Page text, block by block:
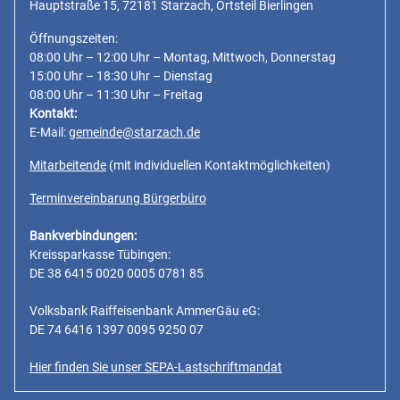
Hauptstraße 15, 72181 Starzach, Ortsteil Bierlingen
Öffnungszeiten:
08:00 Uhr – 12:00 Uhr – Montag, Mittwoch, Donnerstag
15:00 Uhr – 18:30 Uhr – Dienstag
08:00 Uhr – 11:30 Uhr – Freitag
Kontakt:
E-Mail:gemeinde@starzach.de
Mitarbeitende (mit individuellen Kontaktmöglichkeiten)
Terminvereinbarung Bürgerbüro
Bankverbindungen:
Kreissparkasse Tübingen:
DE 38 6415 0020 0005 0781 85
Volksbank Raiffeisenbank AmmerGäu eG:
DE 74 6416 1397 0095 9250 07
Hier finden Sie unser SEPA-Lastschriftmandat